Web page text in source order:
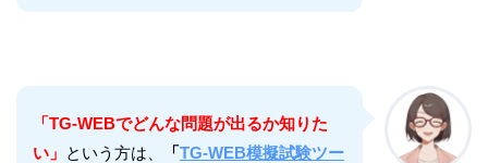
「TG-WEBでどんな問題が出るか知りた
い」 という方は、 「TG-WEB模擬試験ツー